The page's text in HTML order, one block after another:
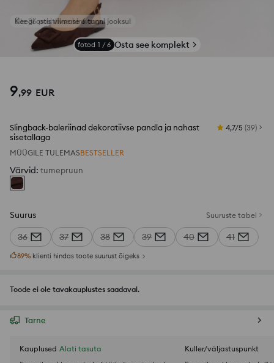
Keegi ostis viimase 6 tunni jooksul
fotod 1 / 6 Osta see komplekt
9,99 EUR
Slingback-baleriinad dekoratiivse pandla ja nahast
sisetallaga
4,7/5 (39)
MÜÜGILE TULEMASBESTSELLER
Värvid: tumepruun
Suurus Suuruste tabel
36 37 38 39 40 41
89% klienti hindas toote suurust õigeks
Toode ei ole tavakauplustes saadaval.
Tarne
Kauplused Alati tasuta
Kuller/väljastuspunkt